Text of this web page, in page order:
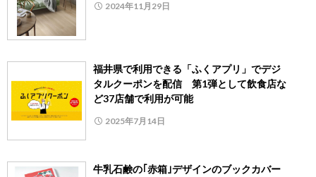
2024年11月29日
福井県で利用できる「ふくアプリ」でデジ
タルクーポンを配信 第1弾として飲食店な
ど37店舗で利用が可能
2025年7月14日
牛乳石鹸の｢赤箱｣デザインのブックカバー